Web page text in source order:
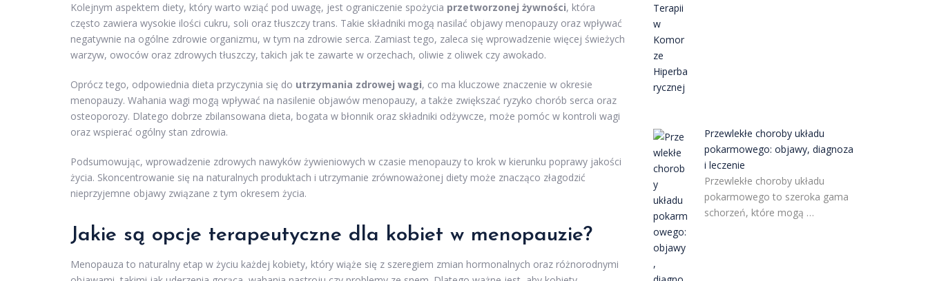
Kolejnym aspektem diety, który warto wziąć pod uwagę, jest ograniczenie spożycia przetworzonej żywności, która
często zawiera wysokie ilości cukru, soli oraz tłuszczy trans. Takie składniki mogą nasilać objawy menopauzy oraz wpływać
negatywnie na ogólne zdrowie organizmu, w tym na zdrowie serca. Zamiast tego, zaleca się wprowadzenie więcej świeżych
warzyw, owoców oraz zdrowych tłuszczy, takich jak te zawarte w orzechach, oliwie z oliwek czy awokado.
Oprócz tego, odpowiednia dieta przyczynia się do utrzymania zdrowej wagi, co ma kluczowe znaczenie w okresie
menopauzy. Wahania wagi mogą wpływać na nasilenie objawów menopauzy, a także zwiększać ryzyko chorób serca oraz
osteoporozy. Dlatego dobrze zbilansowana dieta, bogata w błonnik oraz składniki odżywcze, może pomóc w kontroli wagi
oraz wspierać ogólny stan zdrowia.
Podsumowując, wprowadzenie zdrowych nawyków żywieniowych w czasie menopauzy to krok w kierunku poprawy jakości
życia. Skoncentrowanie się na naturalnych produktach i utrzymanie zrównoważonej diety może znacząco złagodzić
nieprzyjemne objawy związane z tym okresem życia.
Jakie są opcje terapeutyczne dla kobiet w menopauzie?
Menopauza to naturalny etap w życiu każdej kobiety, który wiąże się z szeregiem zmian hormonalnych oraz różnorodnymi
Przewlekłe choroby układu
pokarmowego: objawy, diagnoza
i leczenie
Przewlekłe choroby układu
pokarmowego to szeroka gama
schorzeń, które mogą …